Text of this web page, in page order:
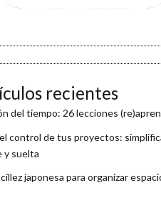
recientes
del tiempo: 26 lecciones
control de tus proyectos:
y suelta
japonesa para organizar